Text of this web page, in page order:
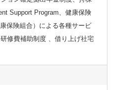
Support Program、健康保険
保険組合）による各種サービ
修費補助制度 、借り上げ社宅